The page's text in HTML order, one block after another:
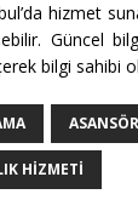
hizmet
Güncel
bilgi sahibi
HIZMETI